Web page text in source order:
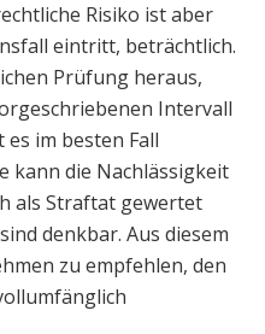
Risiko ist aber
eintritt, beträchtlich.
Prüfung heraus,
Intervall
im besten Fall
kann die Nachlässigkeit
als Straftat gewertet
denkbar. Aus diesem
zu empfehlen, den